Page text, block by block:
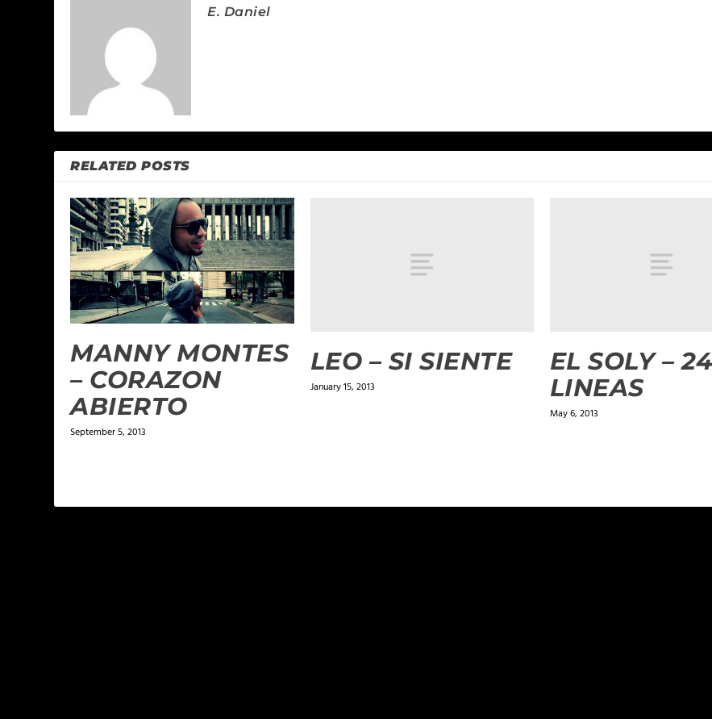
E. Daniel
RELATED POSTS
MANNY MONTES
– CORAZON
ABIERTO
September 5, 2013
LEO – SI SIENTE
January 15, 2013
EL SOLY – 24
LINEAS
May 6, 2013